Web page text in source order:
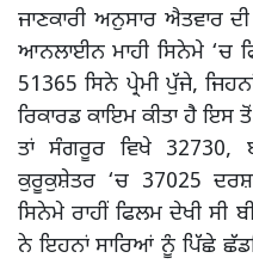
ਜਾਣਕਾਰੀ ਅਨੁਸਾਰ ਐਤਵਾਰ
ਆਨਲਾਈਨ ਮਾਹੀ ਸਿਨੇਮੇ ‘ਚ
51365 ਸਿਨੇ ਪ੍ਰੇਮੀ ਪੁੱਜੇ,
ਰਿਕਾਰਡ ਕਾਇਮ ਕੀਤਾ ਹੈ ਇਸ
ਤਾਂ ਸੰਗਰੂਰ ਵਿਖੇ 32730,
ਕੁਰੂਕੁਸ਼ੇਤਰ ‘ਚ 37025
ਸਿਨੇਮੇ ਰਾਹੀਂ ਫਿਲਮ ਦੇਖੀ ਸੀ
ਨੇ ਇਹਨਾਂ ਸਾਰਿਆਂ ਨੂੰ ਪਿੱਛੇ